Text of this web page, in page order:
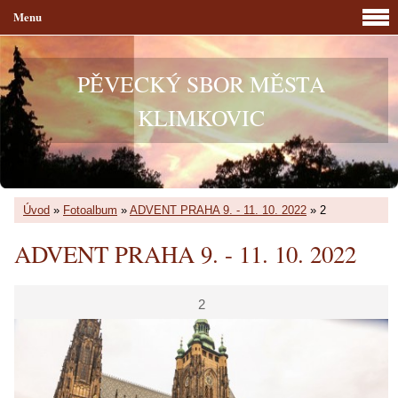
PĚVECKÝ SBOR MĚSTA
KLIMKOVIC
Úvod » Fotoalbum » ADVENT PRAHA 9. - 11. 10. 2022 » 2
ADVENT PRAHA 9. - 11. 10. 2022
2
Menu